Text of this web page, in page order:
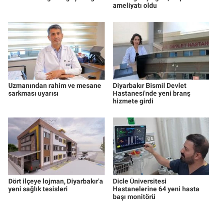
ameliyatı oldu
Uzmanından rahim ve mesane
sarkması uyarısı
Diyarbakır Bismil Devlet
Hastanesi'nde yeni branş
hizmete girdi
Dört ilçeye lojman, Diyarbakır'a
yeni sağlık tesisleri
Dicle Üniversitesi
Hastanelerine 64 yeni hasta
başı monitörü